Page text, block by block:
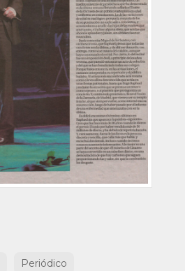
Periódico